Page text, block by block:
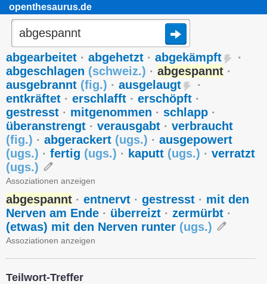
openthesaurus.de
abgearbeitet · abgehetzt · abgekämpft
·
abgeschlagen (schweiz.) · abgespannt ·
ausgebrannt (fig.) · ausgelaugt
·
entkräftet · erschlafft · erschöpft ·
gestresst · mitgenommen · schlapp ·
überanstrengt · verausgabt · verbraucht
(fig.) · abgerackert (ugs.) · ausgepowert
(ugs.) · fertig (ugs.) · kaputt (ugs.) · verratzt
(ugs.)
Assoziationen anzeigen
abgespannt · entnervt · gestresst · mit den
Nerven am Ende · überreizt · zermürbt ·
(etwas) mit den Nerven runter (ugs.)
Assoziationen anzeigen
Teilwort-Treffer